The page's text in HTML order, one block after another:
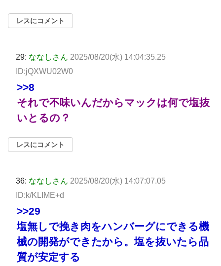
レスにコメント
29: ななしさん 2025/08/20(水) 14:04:35.25
ID:jQXWU02W0
>>8
それで不味いんだからマックは何で塩抜
いとるの？
レスにコメント
36: ななしさん 2025/08/20(水) 14:07:07.05
ID:k/KLIME+d
>>29
塩無しで挽き肉をハンバーグにできる機
械の開発ができたから。塩を抜いたら品
質が安定する